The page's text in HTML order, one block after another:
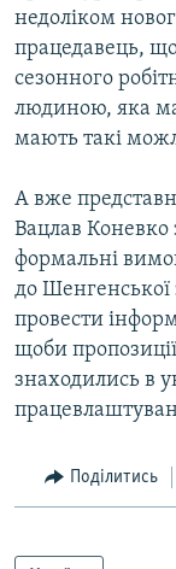
недоліком
працедавець,
сезонного
людиною, яка
мають такі
А вже
Вацлав
формальні
до Шенгенської
провести
щоби
знаходились в
Поділитись